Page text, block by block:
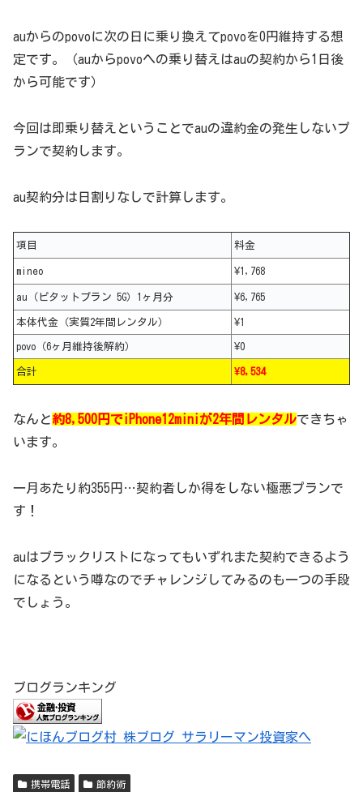
auからのpovoに次の日に乗り換えてpovoを0円維持する想
定です。（auからpovoへの乗り替えはauの契約から1日後
から可能です）
今回は即乗り替えということでauの違約金の発生しないプ
ランで契約します。
au契約分は日割りなしで計算します。
項目 料金
mineo ¥1,768
au（ピタットプラン 5G）1ヶ月分 ¥6,765
本体代金（実質2年間レンタル） ¥1
povo（6ヶ月維持後解約） ¥0
合計 ¥8,534
なんと約8,500円でiPhone12miniが2年間レンタルできちゃ
います。
一月あたり約355円…契約者しか得をしない極悪プランで
す！
auはブラックリストになってもいずれまた契約できるよう
になるという噂なのでチャレンジしてみるのも一つの手段
でしょう。
ブログランキング
携帯電話 節約術